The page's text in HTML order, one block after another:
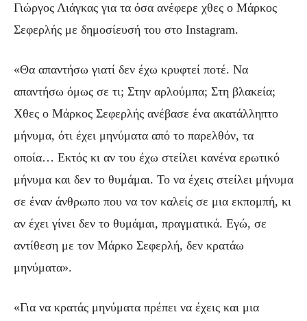
Γιώργος Λιάγκας για τα όσα ανέφερε χθες ο Μάρκος
Σεφερλής με δημοσίευσή του στο Instagram.
«Θα απαντήσω γιατί δεν έχω κρυφτεί ποτέ. Να
απαντήσω όμως σε τι; Στην αρλούμπα; Στη βλακεία;
Χθες ο Μάρκος Σεφερλής ανέβασε ένα ακατάλληπτο
μήνυμα, ότι έχει μηνύματα από το παρελθόν, τα
οποία… Εκτός κι αν του έχω στείλει κανένα ερωτικό
μήνυμα και δεν το θυμάμαι. Το να έχεις στείλει μήνυμα
σε έναν άνθρωπο που να τον καλείς σε μια εκπομπή, κι
αν έχει γίνει δεν το θυμάμαι, πραγματικά. Εγώ, σε
αντίθεση με τον Μάρκο Σεφερλή, δεν κρατάω
μηνύματα».
«Για να κρατάς μηνύματα πρέπει να έχεις και μια